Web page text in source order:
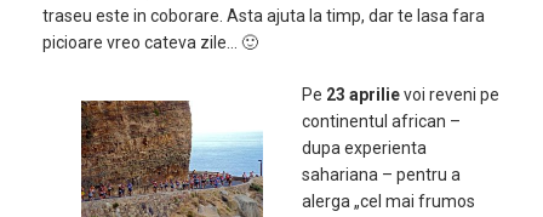
traseu este in coborare. Asta ajuta la timp, dar te lasa fara
picioare vreo cateva zile… 🙂
Pe 23 aprilievoi reveni pe
continentul african –
dupa experienta
sahariana – pentru a
alerga „cel mai frumos